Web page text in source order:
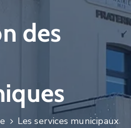
des
Les services municipaux